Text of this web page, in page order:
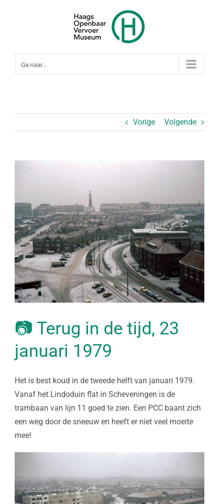
Ga naar...
Vorige Volgende
Bekijk
📷 Terug in de tijd, 23
januari 1979
Het is best koud in de tweede helft van januari 1979.
Vanaf het Lindoduin flat in Scheveningen is de
trambaan van lijn 11 goed te zien. Een PCC baant zich
een weg door de sneeuw en heeft er niet veel moeite
mee!